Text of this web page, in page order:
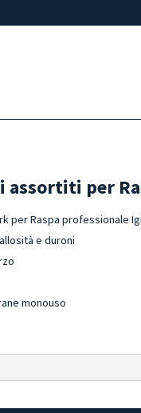
assortiti per
per Raspa professionale
e duroni
monouso